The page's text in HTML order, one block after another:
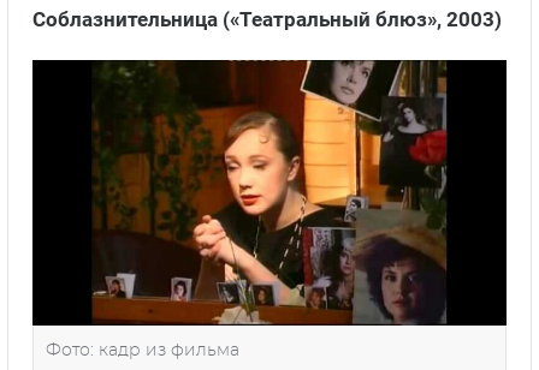
Соблазнительница («Театральный блюз», 2003)
Фото: кадр из фильма